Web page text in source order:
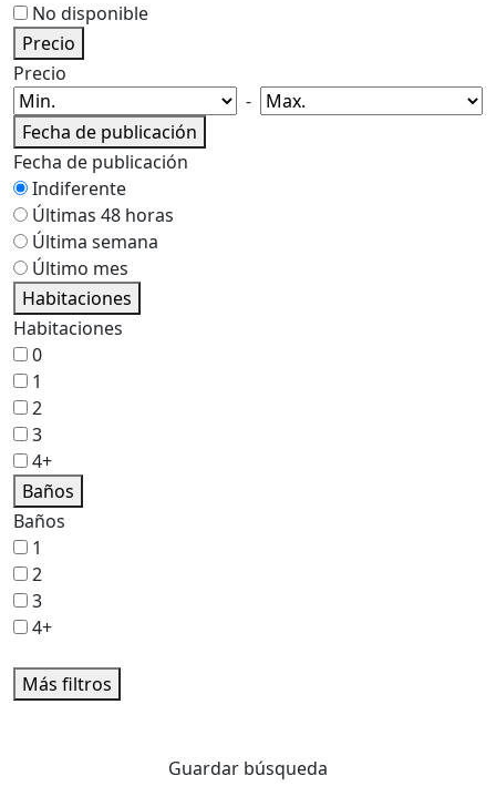
No disponible
Precio
Precio
-
Fecha de publicación
Fecha de publicación
Indiferente
Últimas 48 horas
Última semana
Último mes
Habitaciones
Habitaciones
0
1
2
3
4+
Baños
Baños
1
2
3
4+
Más filtros
Guardar búsqueda